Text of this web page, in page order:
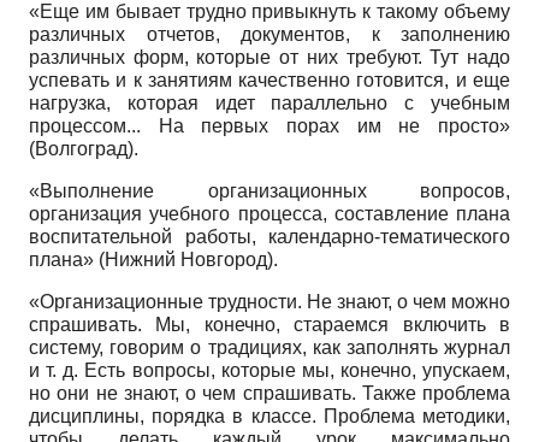
«Еще им бывает трудно привыкнуть к такому объему
различных отчетов, документов, к заполнению
различных форм, которые от них требуют. Тут надо
успевать и к занятиям качественно готовится, и еще
нагрузка, которая идет параллельно с учебным
процессом... На первых порах им не просто»
(Волгоград).
«Выполнение организационных вопросов,
организация учебного процесса, составление плана
воспитательной работы, календарно-тематического
плана» (Нижний Новгород).
«Организационные трудности. Не знают, о чем можно
спрашивать. Мы, конечно, стараемся включить в
систему, говорим о традициях, как заполнять журнал
и т. д. Есть вопросы, которые мы, конечно, упускаем,
но они не знают, о чем спрашивать. Также проблема
дисциплины, порядка в классе. Проблема методики,